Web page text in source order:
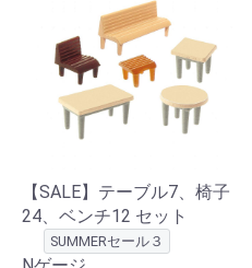
【SALE】テーブル7、椅子
24、ベンチ12 セット
SUMMERセール３